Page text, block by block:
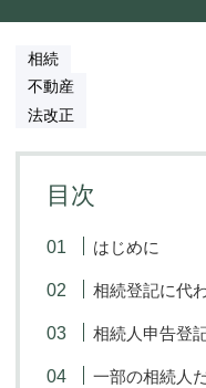
費用
採用情報
アクセス
お問い合わせ
相続
不動産
法改正
目次
はじめに
相続登記に代
相続人申告登
一部の相続人